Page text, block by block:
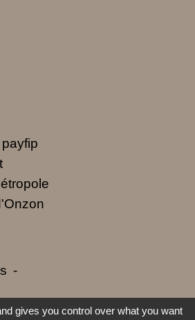
-
- Accessibilité -
gives you control over what you want